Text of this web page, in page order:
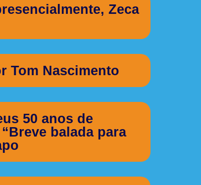
Zeca
Tom Nascimento
50 anos de
balada para